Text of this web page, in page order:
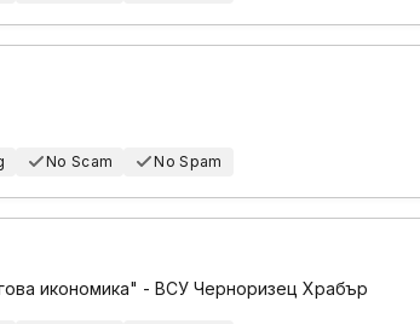
No Scam No Spam
икономика" - ВСУ Черноризец Храбър